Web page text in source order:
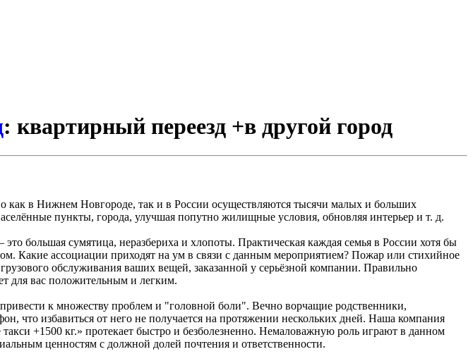
: квартирный переезд +в другой город
как в Нижнем Новгороде, так и в России осуществляются тысячи малых и больших
пункты, города, улучшая попутно жилищные условия, обновляя интерьер и т. д.
большая сумятица, неразбериха и хлопоты. Практическая каждая семья в России хотя бы
Какие ассоциации приходят на ум в связи с данным мероприятием? Пожар или стихийное
обслуживания ваших вещей, заказанной у серьёзной компании. Правильно
для вас положительным и легким.
к множеству проблем и "головной боли". Вечно ворчащие родственники,
что избавиться от него не получается на протяжении нескольких дней. Наша компания
+1500 кг.» протекает быстро и безболезненно. Немаловажную роль играют в данном
ценностям с должной долей почтения и ответственности.